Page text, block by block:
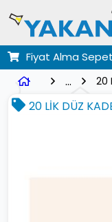
Fiyat Alma
...
20
20 LİK DÜZ